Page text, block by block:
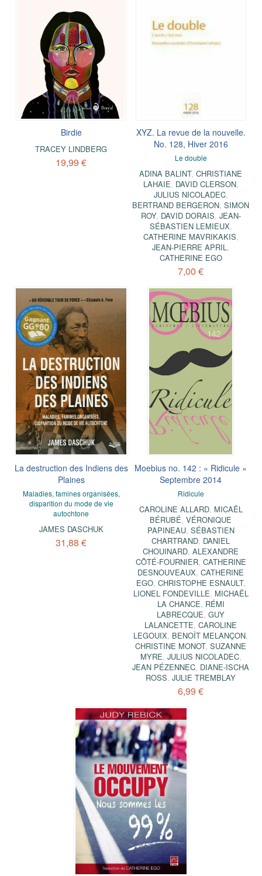
Birdie
TRACEY LINDBERG
19,99 €
XYZ. La revue de la nouvelle.
No. 128, Hiver 2016
Le double
ADINA BALINT,CHRISTIANE
LAHAIE, DAVID CLERSON,
JULIUS NICOLADEC,
BERTRAND BERGERON,SIMON
ROY, DAVID DORAIS, JEAN-
SÉBASTIEN LEMIEUX,
CATHERINE MAVRIKAKIS,
JEAN-PIERRE APRIL,
CATHERINE EGO
7,00 €
La destruction des Indiens des
Plaines
Maladies, famines organisées,
disparition du mode de vie
autochtone
JAMES DASCHUK
31,88 €
Moebius no. 142 : « Ridicule »
Septembre 2014
Ridicule
CAROLINE ALLARD, MICAËL
BÉRUBÉ,VÉRONIQUE
PAPINEAU, SÉBASTIEN
CHARTRAND, DANIEL
CHOUINARD,ALEXANDRE
CÔTÉ-FOURNIER, CATHERINE
DESNOUVEAUX,CATHERINE
EGO, CHRISTOPHE ESNAULT,
LIONEL FONDEVILLE, MICHAËL
LA CHANCE, RÉMI
LABRECQUE,GUY
LALANCETTE,CAROLINE
LEGOUIX, BENOÎT MELANÇON,
CHRISTINE MONOT,SUZANNE
MYRE, JULIUS NICOLADEC,
JEAN PÉZENNEC, DIANE-ISCHA
ROSS,JULIE TREMBLAY
6,99 €